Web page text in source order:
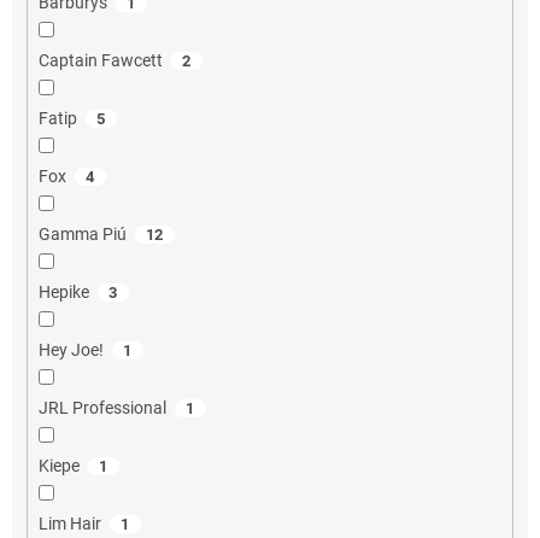
Captain Fawcett 2
Fatip 5
Fox 4
Gamma Piú 12
Hepike 3
Hey Joe! 1
JRL Professional 1
Kiepe 1
Lim Hair 1